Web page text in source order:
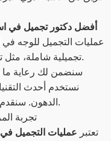
أفضل دكتور تجميل في
عمليات التجميل للوجه
تجميلية شاملة، مثل تجميل الأنف وشفط الدهون وتكبير الثدي.
سنضمن لك رعاية ما
نستخدم أحدث
الدهون. سنقدم لك خدمات ترجمة لضمان راحتك وثقتك.
تجربة
تعتبر عمليات التجميل في